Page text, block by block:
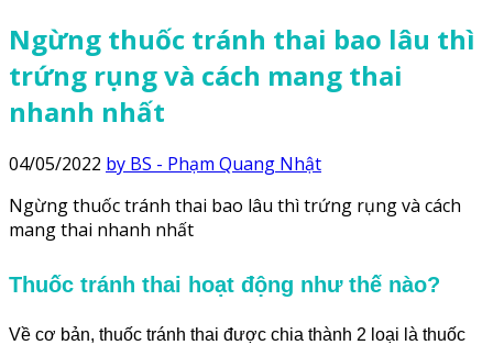
Ngừng thuốc tránh thai bao lâu thì
trứng rụng và cách mang thai
nhanh nhất
04/05/2022 by BS - Phạm Quang Nhật
Ngừng thuốc tránh thai bao lâu thì trứng rụng và cách
mang thai nhanh nhất
Thuốc tránh thai hoạt động như thế nào?
Về cơ bản, thuốc tránh thai được chia thành 2 loại là thuốc